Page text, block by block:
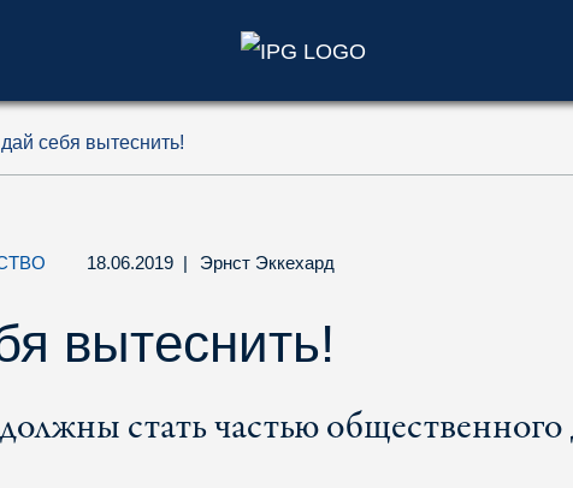
'1')себя вытеснить!
18.06.2019 | Эрнст Эккехард
вытеснить!
стать частью